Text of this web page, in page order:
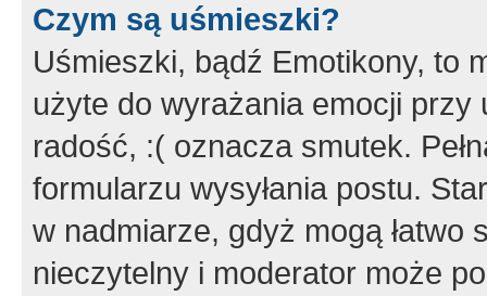
Czym są uśmieszki?
Uśmieszki, bądź Emotikony, to
użyte do wyrażania emocji
radość, :( oznacza smutek.
formularzu wysyłania postu.
w nadmiarze, gdyż mogą
nieczytelny i moderator może